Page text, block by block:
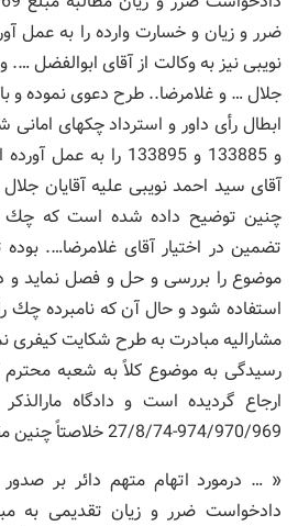
ضرر و زیان و خسارت وارده را به عمل
نویبی نیز به وكالت از آقای ابوالفضل ….
جلال … و غلامرضا.. طرح دعوی نموده و
و 133885 و 133895 را
آقای سید احمد نویبی علیه آقایان
چنین توضیح داده شده است كه چك
تضمین در اختیار آقای غلامرضا…. بوده
موضوع را بررسی و حل و فصل نماید و
استفاده شود و حال آن كه نامبرده چك
مشارالیه مبادرت به طرح شكایت كیفری
ارجاع گردیده است و دادگاه
974/970/969-27/8/74 خلاصتاً چنین مقرر داشته است :
« … درمورد اتهام متهم دائر بر